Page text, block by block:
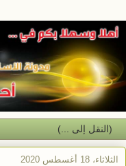
الثلاثاء، 18 أغسطس 2020